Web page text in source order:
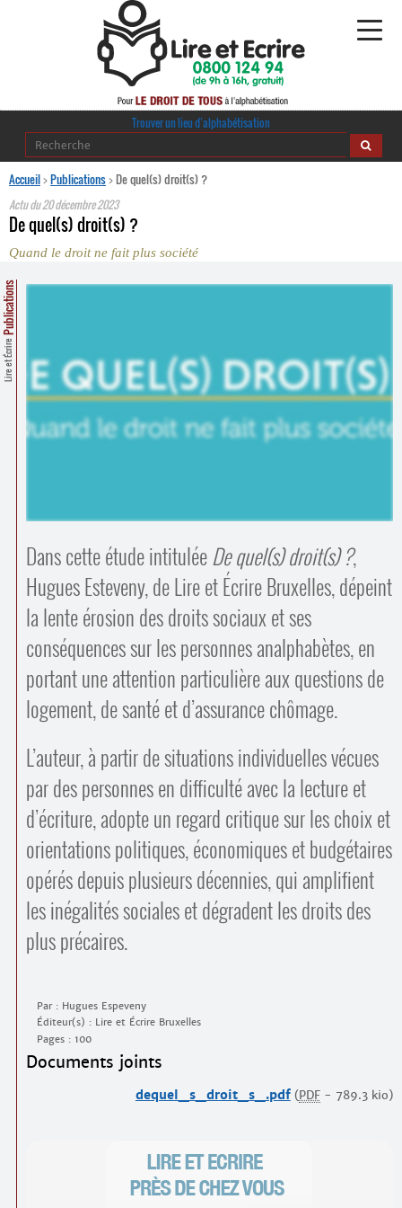
Alphabétisation
·
Comprendre et parler
Espace presse
Contacts
Trouver un lieu d’alphabétisation
Accueil>Publications>De quel(s) droit(s) ?
Actu du20 décembre 2023
De quel(s) droit(s) ?
Quand le droit ne fait plus société
Lire et Écrire
Publications
Dans cette étude intituléeDe quel(s) droit(s) ?,
Hugues Esteveny, de Lire et Écrire Bruxelles, dépeint
la lente érosion des droits sociaux et ses
conséquences sur les personnes analphabètes, en
portant une attention particulière aux questions de
logement, de santé et d’assurance chômage.
L’auteur, à partir de situations individuelles vécues
par des personnes en difficulté avec la lecture et
d’écriture, adopte un regard critique sur les choix et
orientations politiques, économiques et budgétaires
opérés depuis plusieurs décennies, qui amplifient
les inégalités sociales et dégradent les droits des
plus précaires.
Par : Hugues Espeveny
Éditeur(s) : Lire et Écrire Bruxelles
Pages : 100
Documents joints
dequel_s_droit_s_.pdf (PDF- 789.3 kio)